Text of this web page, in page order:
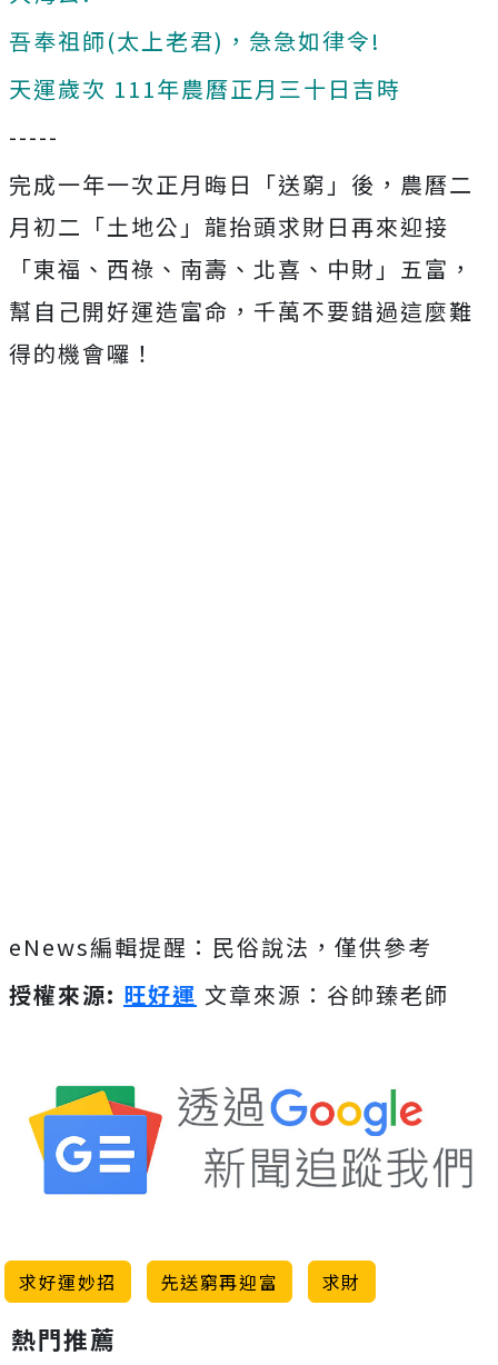
吾奉祖師(太上老君)，急急如律令!
天運歲次 111年農曆正月三十日吉時
-----
完成一年一次正月晦日「送窮」後，農曆二
月初二「土地公」龍抬頭求財日再來迎接
「東福、西祿、南壽、北喜、中財」五富，
幫自己開好運造富命，千萬不要錯過這麼難
得的機會囉！
eNews編輯提醒：民俗說法，僅供參考
授權來源: 旺好運 文章來源：谷帥臻老師
求好運妙招 先送窮再迎富 求財
熱門推薦